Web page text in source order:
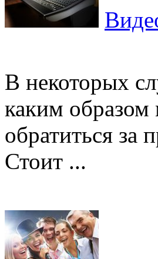
В некоторых
каким
обратиться за
Стоит ...